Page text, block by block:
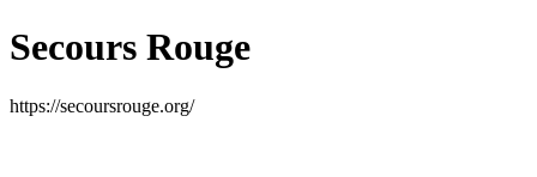
Secours Rouge
https://secoursrouge.org/